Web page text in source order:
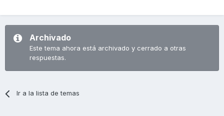
Archivado
Este tema ahora está archivado y cerrado a otras
respuestas.
Ir a la lista de temas